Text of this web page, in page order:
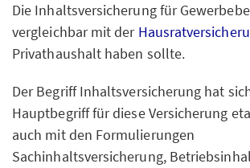
Die Inhaltsversicherung für
vergleichbar mit der
Privathaushalt haben sollte.
Der Begriff Inhaltsversicherung hat
Hauptbegriff für diese Versicherung
auch mit den Formulierungen
Sachinhaltsversicherung,